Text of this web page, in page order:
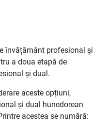
învățământ profesional și
a doua etapă de
și dual.
aceste opțiuni,
și dual hunedorean
acestea se numără: